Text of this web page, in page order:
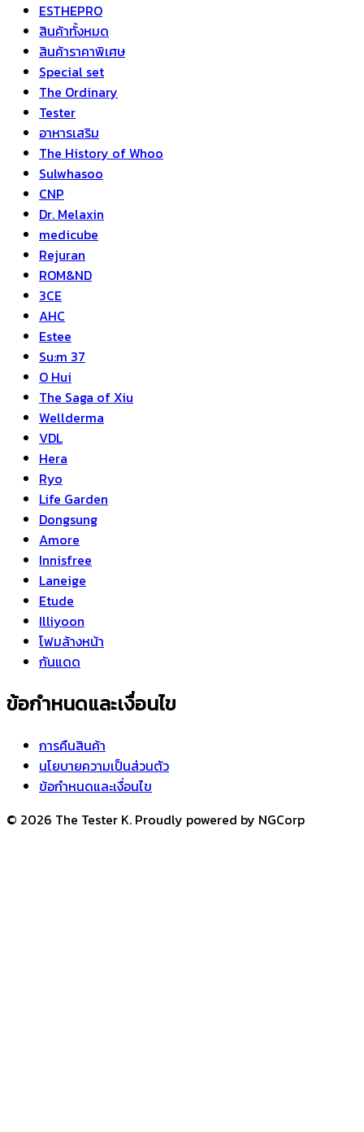
ESTHEPRO
สินค้าทั้งหมด
สินค้าราคาพิเศษ
Special set
The Ordinary
Tester
อาหารเสริม
The History of Whoo
Sulwhasoo
CNP
Dr. Melaxin
medicube
Rejuran
ROM&ND
3CE
AHC
Estee
Su:m 37
O Hui
The Saga of Xiu
Wellderma
VDL
Hera
Ryo
Life Garden
Dongsung
Amore
Innisfree
Laneige
Etude
Illiyoon
โฟมล้างหน้า
กันแดด
ข้อกำหนดและเงื่อนไข
การคืนสินค้า
นโยบายความเป็นส่วนตัว
ข้อกำหนดและเงื่อนไข
© 2026 The Tester K. Proudly powered by NGCorp